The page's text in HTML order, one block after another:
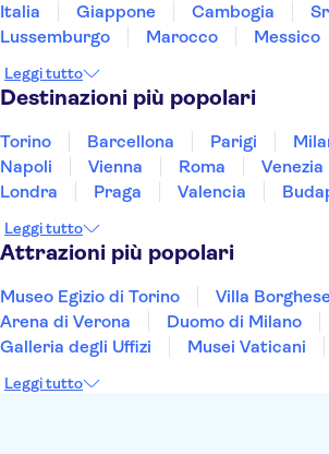
Italia
Giappone Cambogia
Lussemburgo
Marocco Messico
Tunisia
Turchia Vietnam
Leggi tutto
Destinazioni più popolari
Torino Barcellona Parigi
Napoli
Vienna Roma Venezia
Londra
Praga Valencia
Palermo
Leggi tutto
Attrazioni più popolari
Museo Egizio di Torino
Villa Borghese
Arena di Verona
Duomo di Milano
Galleria degli Uffizi
Musei Vaticani
Reggia di Caserta
Leggi tutto